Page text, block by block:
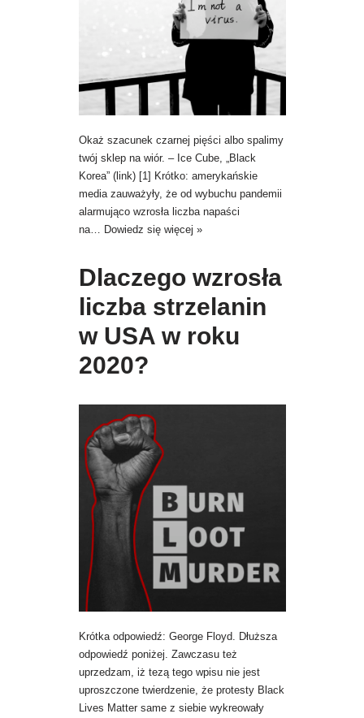
Okaż szacunek czarnej pięści albo spalimy
twój sklep na wiór. – Ice Cube, „Black
Korea” (link) [1] Krótko: amerykańskie
media zauważyły, że od wybuchu pandemii
alarmująco wzrosła liczba napaści
na…
Dowiedz się więcej »
Dlaczego wzrosła
liczba strzelanin
w USA w roku
2020?
Krótka odpowiedź: George Floyd. Dłuższa
odpowiedź poniżej. Zawczasu też
uprzedzam, iż tezą tego wpisu nie jest
uproszczone twierdzenie, że protesty Black
Lives Matter same z siebie wykreowały